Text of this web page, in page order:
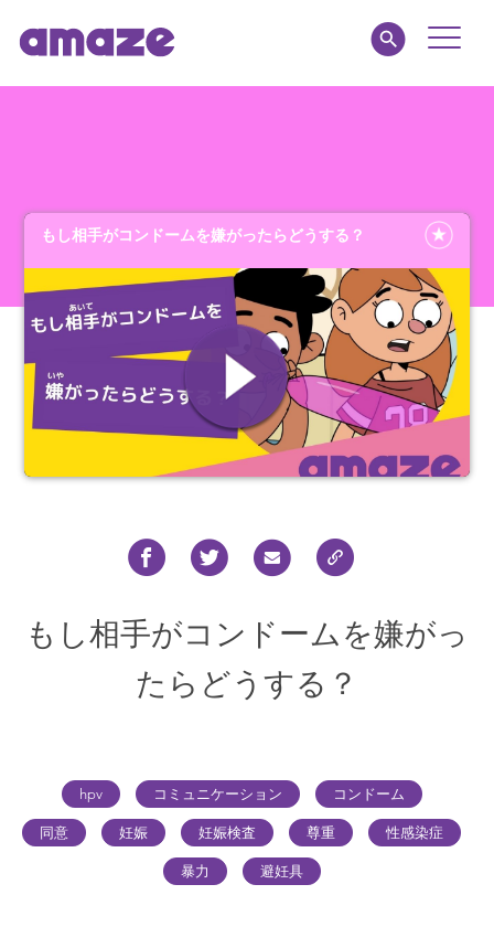
MY AMAZE
Toggle
もし相手がコンドームを嫌がったらどうする？
もし相手がコンドームを嫌がっ
たらどうする？
hpv コミュニケーション コンドーム
同意 妊娠 妊娠検査 尊重 性感染症
暴力 避妊具